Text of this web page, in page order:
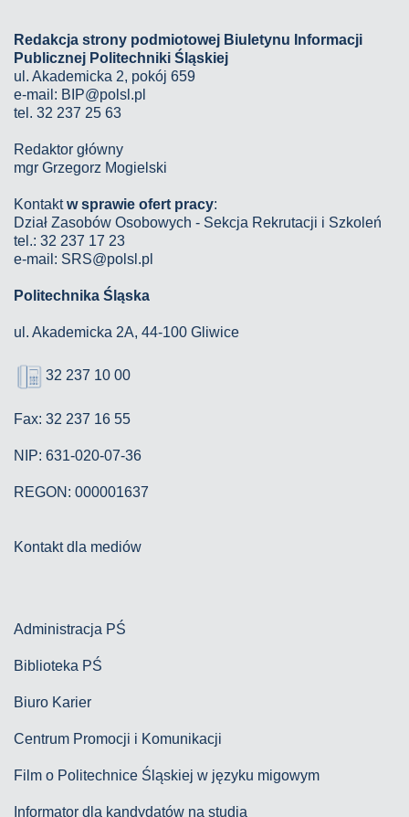
Redakcja strony podmiotowej Biuletynu Informacji
Publicznej Politechniki Śląskiej
ul. Akademicka 2, pokój 659
e-mail: BIP@polsl.pl
tel. 32 237 25 63
Redaktor główny
mgr Grzegorz Mogielski
Kontaktw sprawie ofert pracy:
Dział Zasobów Osobowych - Sekcja Rekrutacji i Szkoleń
tel.: 32 237 17 23
e-mail: SRS@polsl.pl
Politechnika Śląska
ul. Akademicka 2A, 44-100 Gliwice
32 237 10 00
Fax: 32 237 16 55
NIP: 631-020-07-36
REGON: 000001637
Kontakt dla mediów
Administracja PŚ
Biblioteka PŚ
Biuro Karier
Centrum Promocji i Komunikacji
Film o Politechnice Śląskiej w języku migowym
Informator dla kandydatów na studia